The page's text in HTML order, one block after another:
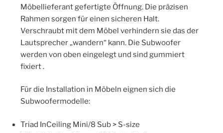
Möbellieferant gefertigte Öffnung. Die präzisen
Rahmen sorgen für einen sicheren Halt.
Verschraubt mit dem Möbel verhindern sie das der
Lautsprecher „wandern“ kann. Die Subwoofer
werden von oben eingelegt und sind gummiert
fixiert .
Für die Installation in Möbeln eignen sich die
Subwoofermodelle:
Triad InCeiling Mini/8 Sub > S-size